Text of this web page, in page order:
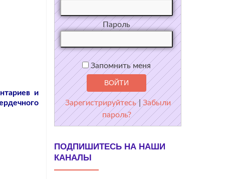
и
Пароль
Запомнить меня
Зарегистрируйтесь | Забыли
пароль?
ПОДПИШИТЕСЬ НА НАШИ
КАНАЛЫ